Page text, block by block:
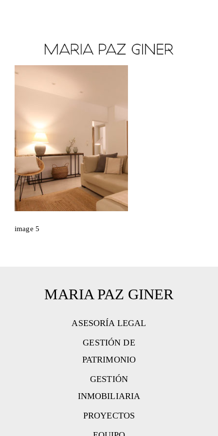
image 5
MARIA PAZ GINER
ASESORÍA LEGAL
GESTIÓN DE
PATRIMONIO
GESTIÓN
INMOBILIARIA
PROYECTOS